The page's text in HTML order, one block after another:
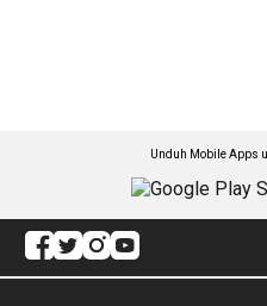
Unduh Mobile Apps